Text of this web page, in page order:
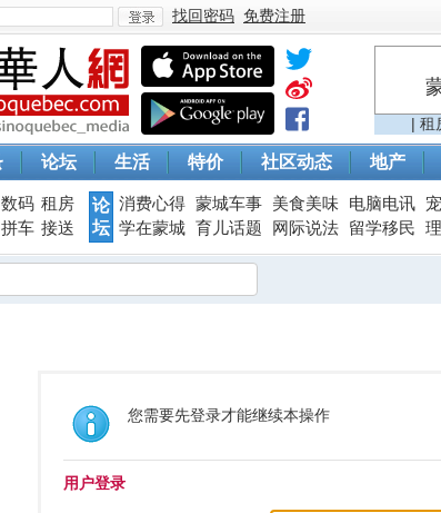
登
找回密码 免费注册
| 租
论坛 生活 特价 社区动态 地产
数码 租房
拼车 接送
论
坛
消费心得 蒙城车事 美食美味 电脑电讯
学在蒙城 育儿话题 网际说法 留学移民
您需要先登录才能继续本操作
用户登录